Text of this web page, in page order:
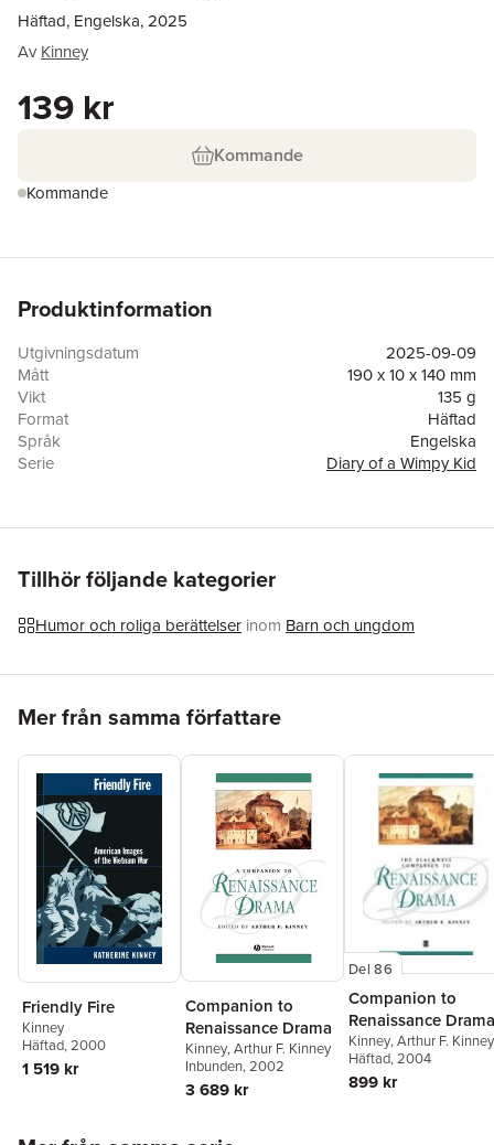
Häftad, Engelska, 2025
Av Kinney
139 kr
Kommande
Kommande
Produktinformation
Utgivningsdatum
2025-09-09
Mått
190 x 10 x 140 mm
Vikt
135 g
Format
Häftad
Språk
Engelska
Serie
Diary of a Wimpy Kid
ISBN
9781419782602
Tillhör följande kategorier
Humor och roliga berättelser inom Barn och ungdom
Mer från samma författare
Friendly Fire
Kinney
Häftad, 2000
1 519 kr
Companion to
Renaissance Drama
Kinney, Arthur F. Kinney
Inbunden, 2002
3 689 kr
Del 86
Companion to
Renaissance Drama
Kinney,Arthur F. Kinney
Häftad, 2004
899 kr